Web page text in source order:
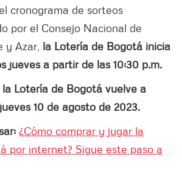
cronograma de sorteos
por el Consejo Nacional de
y Azar, la Lotería de Bogotá inicia
jueves a partir de las 10:30 p.m.
la Lotería de Bogotá vuelve a
10 de agosto de 2023.
¿Cómo comprar y jugar la
por internet? Sigue este paso a